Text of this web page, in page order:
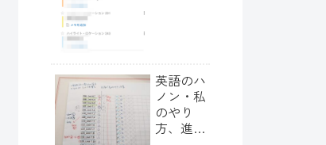
英語のハ
ノン・私
のやり
方、進捗